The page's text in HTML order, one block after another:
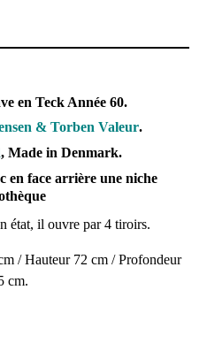
en Teck Année 60.
& Torben Valeur.
, Made in Denmark.
en face arrière une niche
état, il ouvre par 4 tiroirs.
/ Hauteur 72 cm / Profondeur
cm.